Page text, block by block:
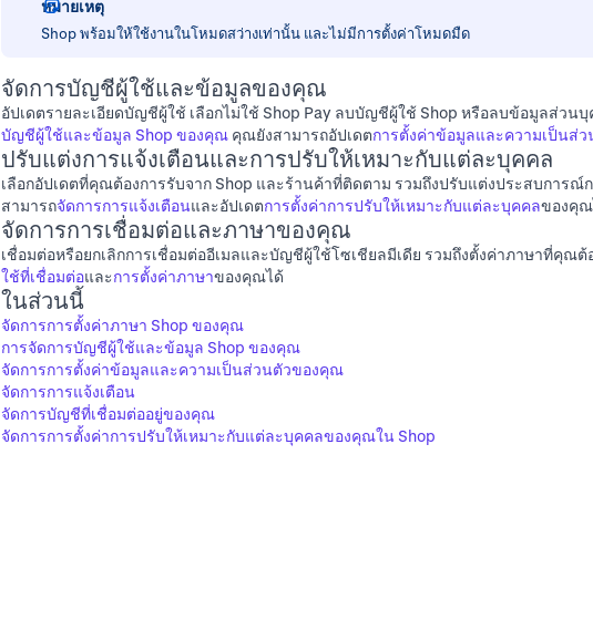
หมายเหตุ
Shop พร้อมให้ใช้งานในโหมดสว่างเท่านั้น และไม่มีการตั้งค่าโหมดมืด
จัดการบัญชีผู้ใช้และข้อมูลของคุณ
อัปเดตรายละเอียดบัญชีผู้ใช้ เลือกไม่ใช้ Shop Pay ลบบัญชีผู้ใช้ Shop หรือลบข้อมูลส่วน
บัญชีผู้ใช้และข้อมูล Shop ของคุณ คุณยังสามารถอัปเดตการตั้งค่าข้อมูลและความเป็นส่ว
ปรับแต่งการแจ้งเตือนและการปรับให้เหมาะกับแต่ละบุคคล
เลือกอัปเดตที่คุณต้องการรับจาก Shop และร้านค้าที่ติดตาม รวมถึงปรับแต่งประสบการ
สามารถจัดการการแจ้งเตือนและอัปเดตการตั้งค่าการปรับให้เหมาะกับแต่ละบุคคลของคุ
จัดการการเชื่อมต่อและภาษาของคุณ
เชื่อมต่อหรือยกเลิกการเชื่อมต่ออีเมลและบัญชีผู้ใช้โซเชียลมีเดีย รวมถึงตั้งค่าภาษาที่คุณ
ใช้ที่เชื่อมต่อและการตั้งค่าภาษาของคุณได้
ในส่วนนี้
จัดการการตั้งค่าภาษา Shop ของคุณ
การจัดการบัญชีผู้ใช้และข้อมูล Shop ของคุณ
จัดการการตั้งค่าข้อมูลและความเป็นส่วนตัวของคุณ
จัดการการแจ้งเตือน
จัดการบัญชีที่เชื่อมต่ออยู่ของคุณ
จัดการการตั้งค่าการปรับให้เหมาะกับแต่ละบุคคลของคุณใน Shop